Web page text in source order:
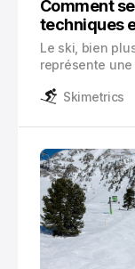
Comment
techniques
Le ski, bien
représente
vacances à la
nouveaux
Skimetrics